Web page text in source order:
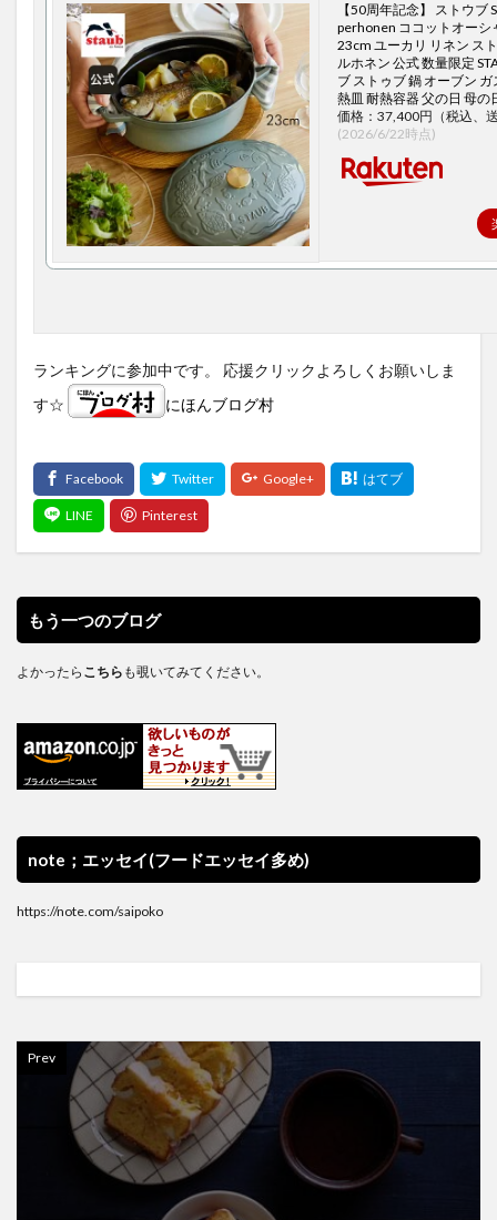
【50周年記念】 ストウブ
perhonen ココットオーシ
23cm ユーカリ リネン ス
ルホネン 公式 数量限定
ブ ストゥブ 鍋 オーブン ガ
熱皿 耐熱容器 父の日 母の
価格：37,400円（税込、
(2026/6/22時点)
ランキングに参加中です。 応援クリックよろしくお願いしま
す☆
にほんブログ村
もう一つのブログ
よかったら こちら も覗いてみてください。
note；エッセイ(フードエッセイ多め)
https://note.com/saipoko
Prev